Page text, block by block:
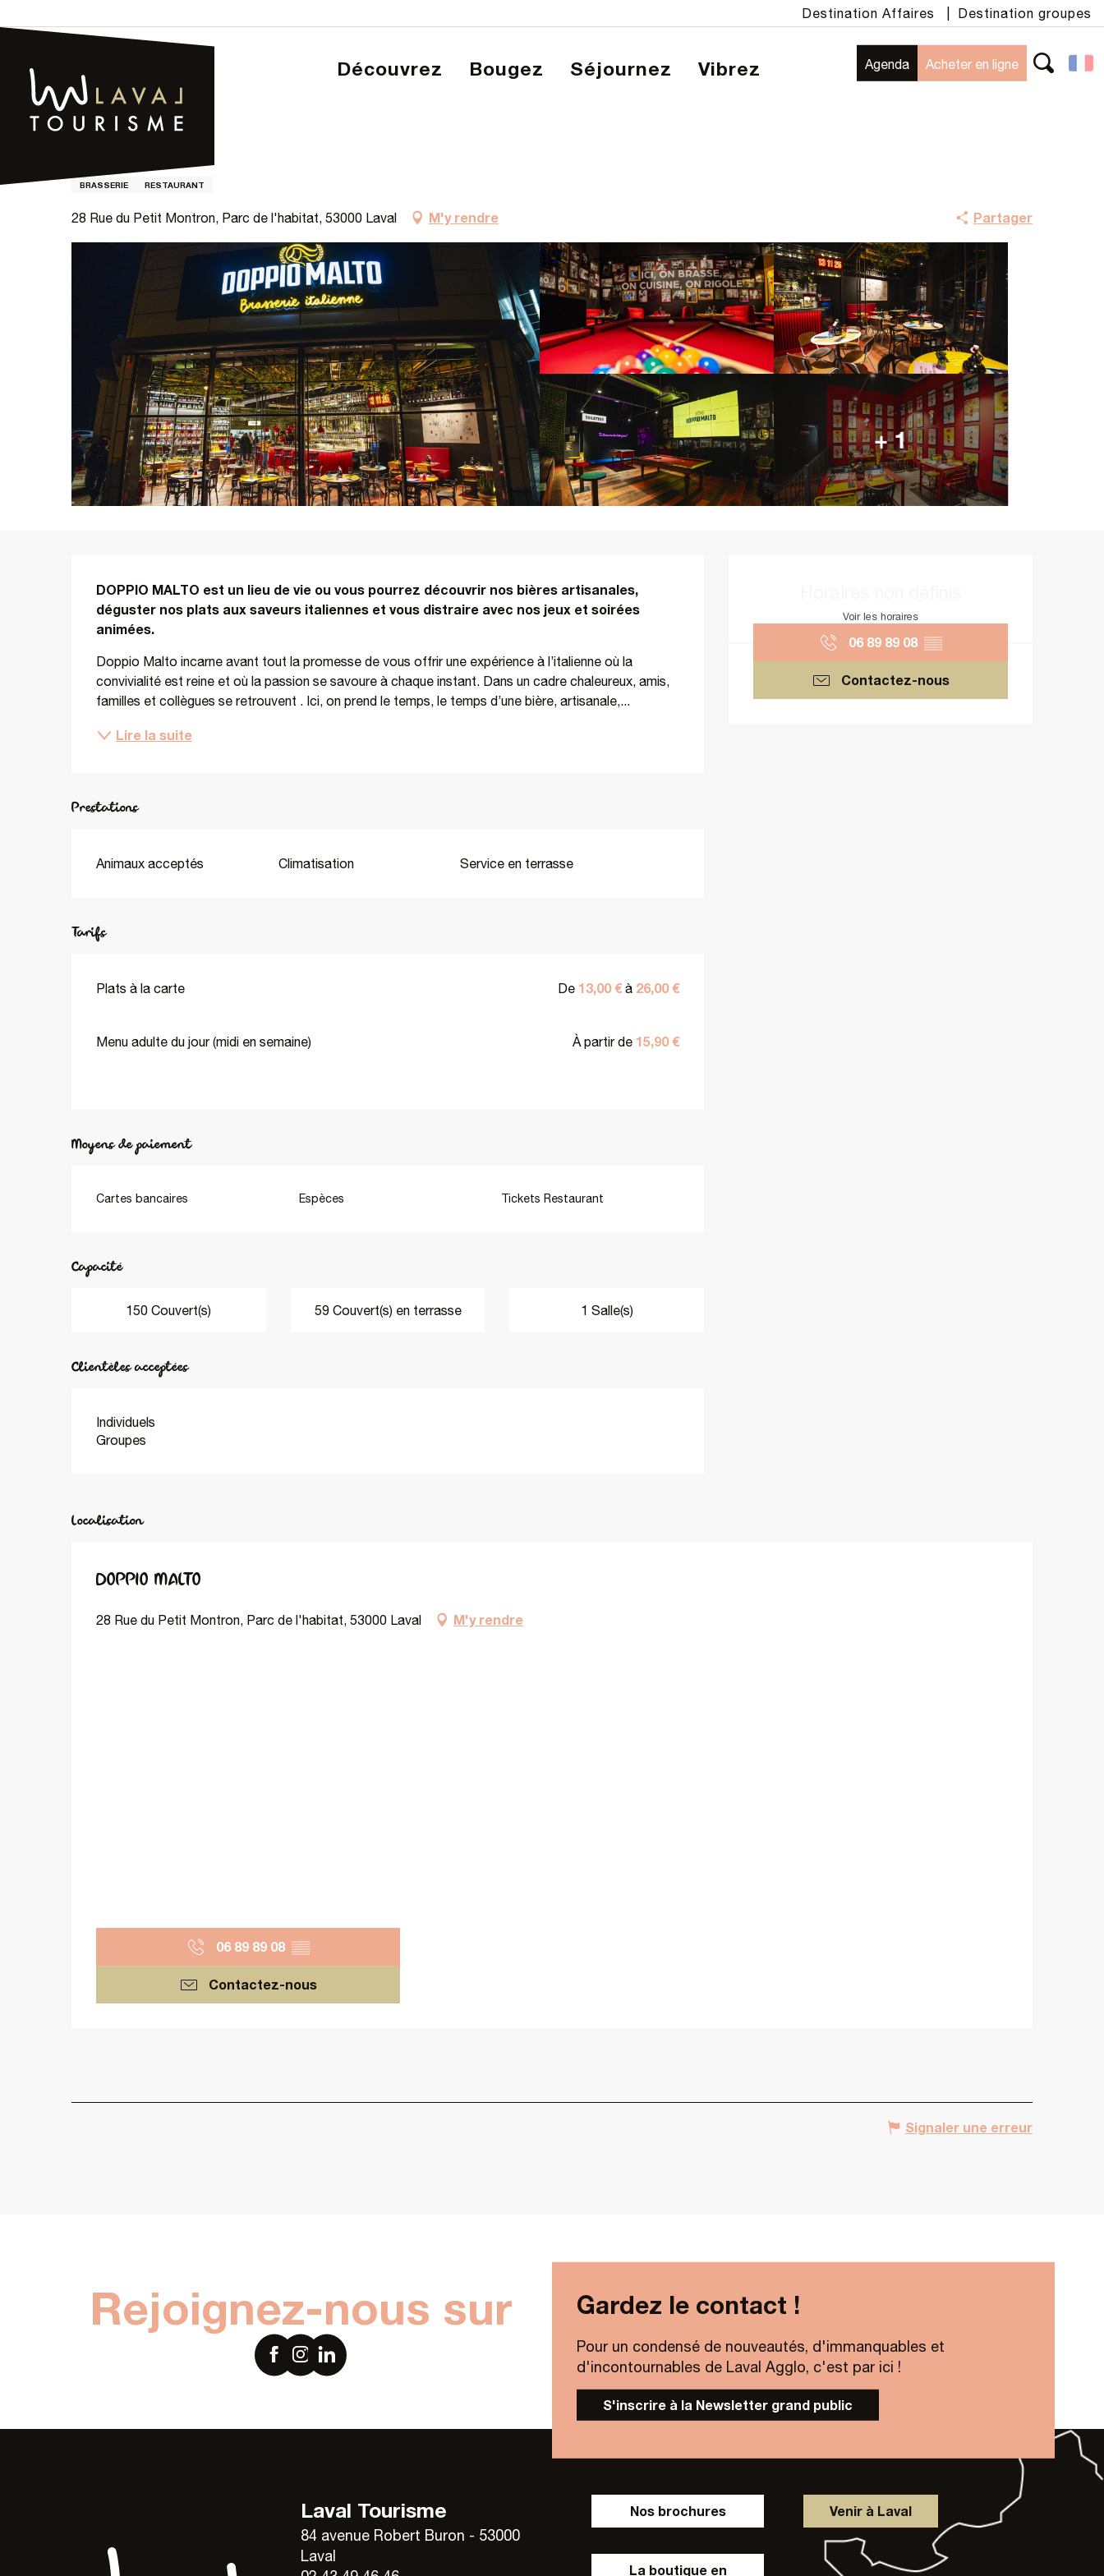
au
principal
Agenda Acheter en ligne
Recherche
Destination Affaires Destination groupes
Découvrez Bougez Séjournez Vibrez
Page d’accueil – Tourisme
BRASSERIE RESTAURANT
28 Rue du Petit Montron, Parc de l'habitat, 53000 Laval M'y rendre Partager
+ 1
Voir les horaires
06 89 89 08 ▒▒
Contactez-nous
DOPPIO MALTO est un lieu de vie ou vous pourrez découvrir nos bières artisanales,
déguster nos plats aux saveurs italiennes et vous distraire avec nos jeux et soirées
animées.
Doppio Malto incarne avant tout la promesse de vous offrir une expérience à l’italienne où la
convivialité est reine et où la passion se savoure à chaque instant. Dans un cadre chaleureux, amis,
familles et collègues se retrouvent . Ici, on prend le temps, le temps d’une bière, artisanale,...
Lire la suite
Prestations
Animaux acceptés Climatisation Service en terrasse
Tarifs
Plats à la carte De 13,00 € à 26,00 €
Menu adulte du jour (midi en semaine) À partir de 15,90 €
Moyens de paiement
Cartes bancaires Espèces Tickets Restaurant
Capacité
150 Couvert(s) 59 Couvert(s) en terrasse 1 Salle(s)
Clientèles acceptées
Individuels
Groupes
Localisation
DOPPIO MALTO
28 Rue du Petit Montron, Parc de l'habitat, 53000 Laval M'y rendre
06 89 89 08 ▒▒
Contactez-nous
Signaler une erreur
Rejoignez-nous sur Gardez le contact !
Pour un condensé de nouveautés, d'immanquables et
d'incontournables de Laval Agglo, c'est par ici !
S'inscrire à la Newsletter grand public
Laval Tourisme
84 avenue Robert Buron - 53000
Laval
Nos brochures
La boutique en
Venir à Laval